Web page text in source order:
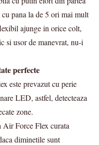
pana la de 5 ori mai mult
ajunge in orice colt,
si usor de manevrat, nu-i
perfecte
este prevazut cu perie
LED, astfel, detecteaza
zone.
Air Force Flex curata
diminetile sunt